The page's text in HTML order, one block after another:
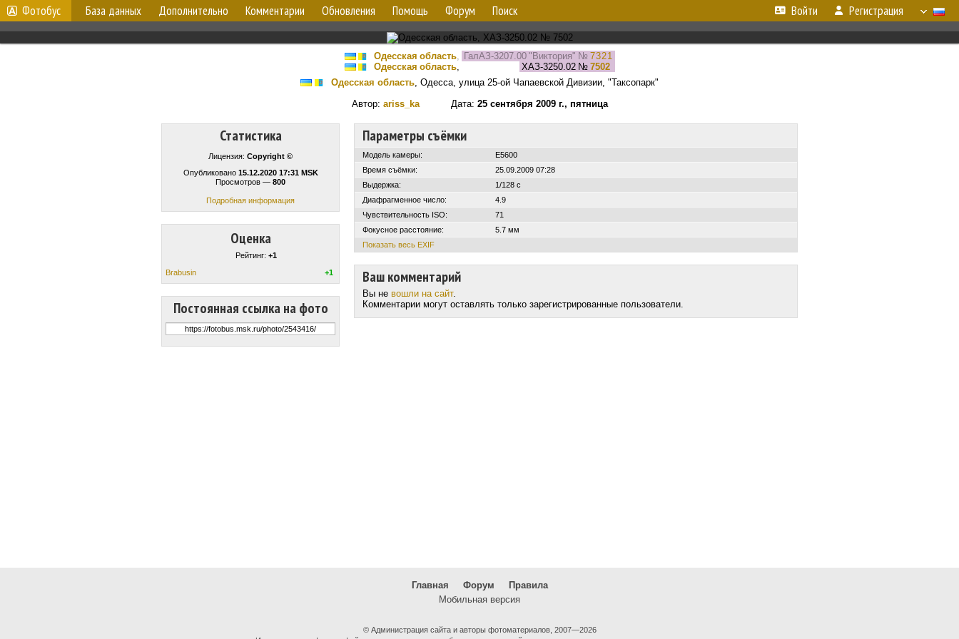
Фотобус База данных Дополнительно Комментарии Обновления Помощь Форум Поиск Войти Регистрация
Одесская область, ГалАЗ-3207.00 "Виктория" № 7321
Одесская область, ХАЗ-3250.02№ 7502
Одесская область, Одесса, улица 25-ой Чапаевской Дивизии, "Таксопарк"
Автор: ariss_kaДата: 25 сентября 2009 г., пятница
Статистика
Лицензия: Copyright ©
Опубликовано 15.12.2020 17:31 MSK
Просмотров — 800
Подробная информация
Оценка
Рейтинг: +1
Brabusin
+1
Постоянная ссылка на фото
Параметры съёмки
Модель камеры:
E5600
Время съёмки:
25.09.2009 07:28
Выдержка:
1/128 с
Диафрагменное число:
4.9
Чувствительность ISO:
71
Фокусное расстояние:
5.7 мм
Показать весь EXIF
Ваш комментарий
Вы не вошли на сайт.
Комментарии могут оставлять только зарегистрированные пользователи.
Главная Форум
Правила
Мобильная версия
© Администрация сайта и авторы фотоматериалов, 2007—2026